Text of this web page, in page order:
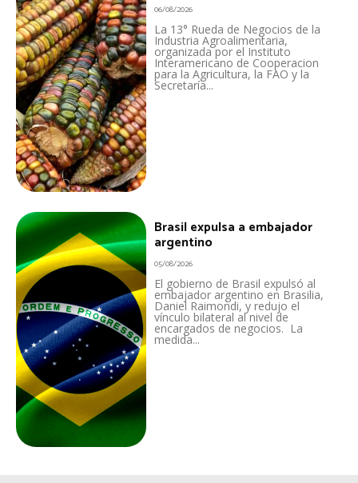
06/08/2026
La 13° Rueda de Negocios de la
Industria Agroalimentaria,
organizada por el Instituto
Interamericano de Cooperacion
para la Agricultura, la FAO y la
Secretaría...
Brasil expulsa a embajador
argentino
05/08/2026
El gobierno de Brasil expulsó al
embajador argentino en Brasilia,
Daniel Raimondi, y redujo el
vínculo bilateral al nivel de
encargados de negocios. La
medida...